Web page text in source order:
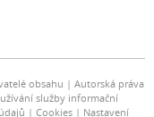
obsahu
Autorská práva
služby informační
Cookies Nastavení